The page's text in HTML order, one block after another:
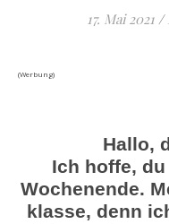
17. Mai 2021 /
(Werbung)
Hallo,
Ich hoffe,
Wochenende.
klasse, denn